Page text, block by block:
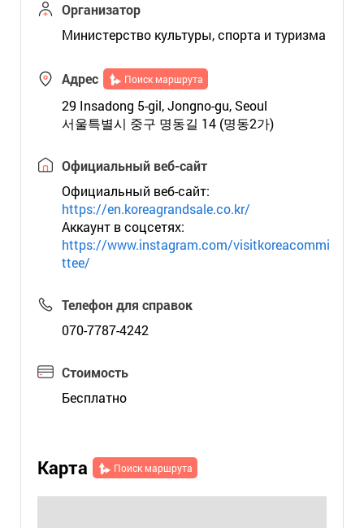
Организатор
Министерство культуры, спорта и туризма
Адрес Поиск маршрута
29 Insadong 5-gil, Jongno-gu, Seoul
서울특별시 중구 명동길 14 (명동2가)
Официальный веб-сайт
Официальный веб-сайт:
https://en.koreagrandsale.co.kr/
Аккаунт в соцсетях:
https://www.instagram.com/visitkoreacommi
ttee/
Телефон для справок
070-7787-4242
Стоимость
Бесплатно
Карта Поиск маршрута